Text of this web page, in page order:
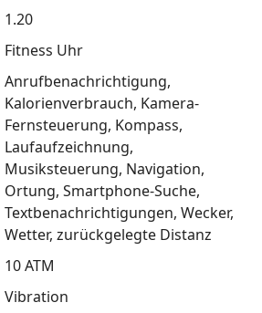
1.20
Fitness Uhr
Anrufbenachrichtigung
Kalorienverbrauch Kamera-
Fernsteuerung Kompass
Laufaufzeichnung
Musiksteuerung Navigation
Ortung Smartphone-Suche
Textbenachrichtigungen Wecker
Wetter zurückgelegte Distanz
10 ATM
Vibration